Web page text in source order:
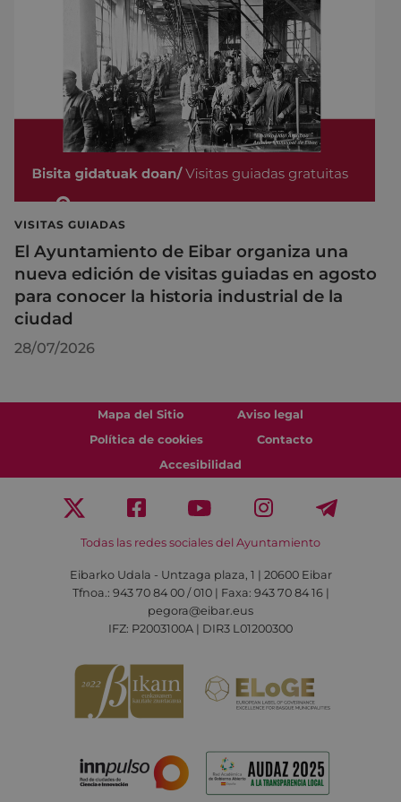
VISITAS GUIADAS
El Ayuntamiento de Eibar organiza una
nueva edición de visitas guiadas en agosto
para conocer la historia industrial de la
ciudad
28/07/2026
Mapa del Sitio
Aviso legal
Política de cookies
Contacto
Accesibilidad
Todas las redes sociales del Ayuntamiento
Eibarko Udala - Untzaga plaza, 1 | 20600 Eibar
Tfnoa.: 943 70 84 00 / 010 | Faxa: 943 70 84 16 |
pegora@eibar.eus
IFZ: P2003100A | DIR3 L01200300